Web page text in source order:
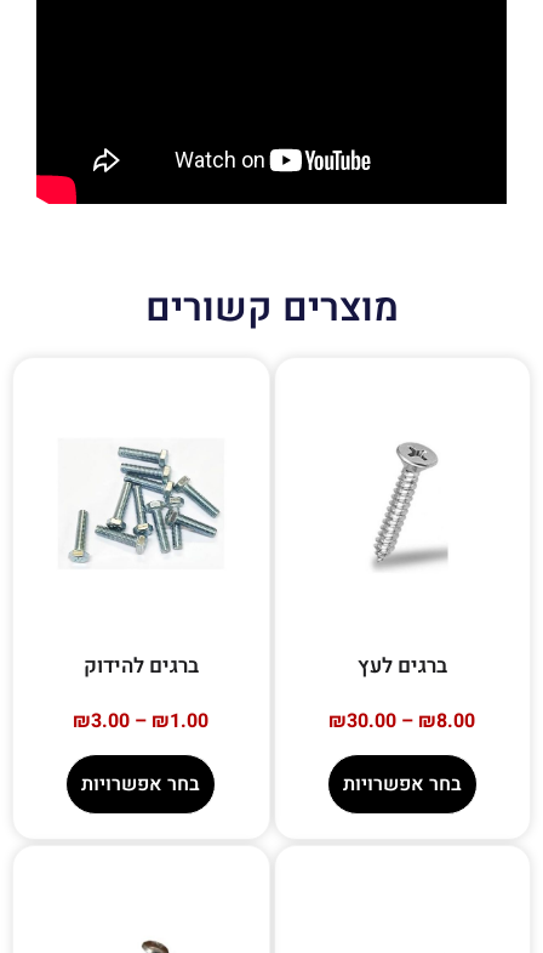
מוצרים קשורים
ברגים לעץ
₪8.00
–
₪30.00
בחר אפשרויות
ברגים להידוק
₪1.00
–
₪3.00
בחר אפשרויות